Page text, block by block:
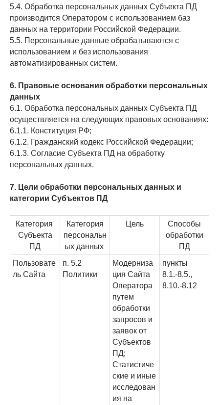
5.4. Обработка персональных данных Субъекта ПД
производится Оператором с использованием баз
данных на территории Российской Федерации.
5.5. Персональные данные обрабатываются с
использованием и без использования
автоматизированных систем.
6. Правовые основания обработки персональных
данных
6.1. Обработка персональных данных Субъекта ПД
осуществляется на следующих правовых основаниях:
6.1.1. Конституция РФ;
6.1.2. Гражданский кодекс Российской Федерации;
6.1.3. Согласие Субъекта ПД на обработку
персональных данных.
7. Цели обработки персональных данных и
категории Субъектов ПД
Категория
Субъекта
ПД
Категория
персональн
ых данных
Цель
Способы
обработки
ПД
Пользовате
ль Сайта
п. 5.2
Политики
Модерниза
ция Сайта
Оператора
путем
обработки
запросов и
заявок от
Субъектов
ПД;
Статистиче
ские и иные
исследован
ия на
пункты
8.1.-8.5.,
8.10.-8.12